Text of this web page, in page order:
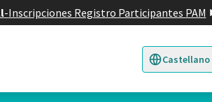
-Inscripciones Registro Participantes PAM
Castellano
Triar la llengua